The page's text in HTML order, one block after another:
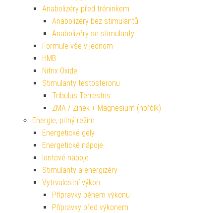
Anabolizéry před tréninkem
Anabolizéry bez stimulantů
Anabolizéry se stimulanty
Formule vše v jednom
HMB
Nitrix Oxide
Stimulanty testosteronu
Tribulus Terrestris
ZMA / Zinek + Magnesium (hořčík)
Energie, pitný režim
Energetické gely
Energetické nápoje
Iontové nápoje
Stimulanty a energizéry
Vytrvalostní výkon
Přípravky během výkonu
Přípravky před výkonem